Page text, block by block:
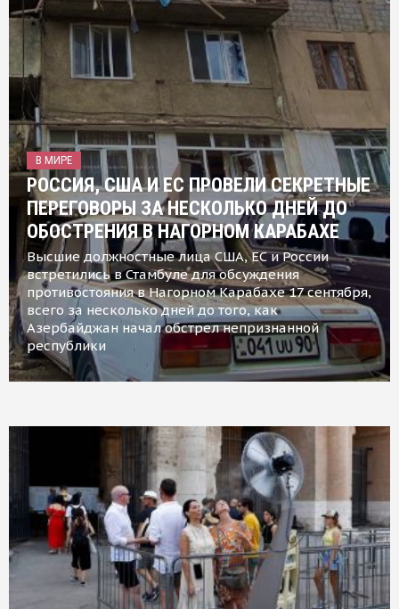
В МИРЕ
РОССИЯ, США И ЕС ПРОВЕЛИ СЕКРЕТНЫЕ
ПЕРЕГОВОРЫ ЗА НЕСКОЛЬКО ДНЕЙ ДО
ОБОСТРЕНИЯ В НАГОРНОМ КАРАБАХЕ
Высшие должностные лица США, ЕС и России
встретились в Стамбуле для обсуждения
противостояния в Нагорном Карабахе 17 сентября,
всего за несколько дней до того, как
Азербайджан начал обстрел непризнанной
республики